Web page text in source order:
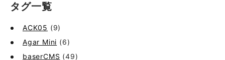
タグ一覧
ACK05 (9)
Agar Mini (6)
baserCMS (49)